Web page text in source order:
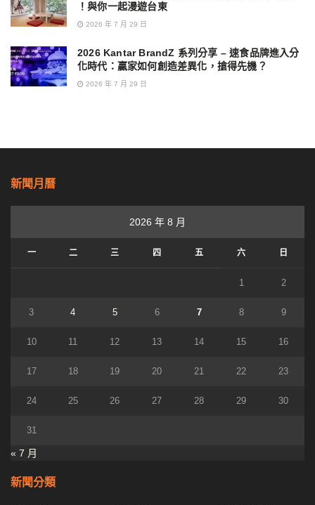
！與你一起漫遊台東
2026 年 7 月 29 日
2026 Kantar BrandZ 系列分享 – 速食品牌進入分
化時代：贏家如何創造差異化，搶得先機？
2026 年 7 月 29 日
新聞月曆
2026 年 8 月
一 二 三 四 五 六 日
1 2
3 4 5 6 7 8 9
10 11 12 13 14 15 16
17 18 19 20 21 22 23
24 25 26 27 28 29 30
31
« 7 月
新聞分類